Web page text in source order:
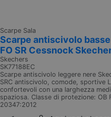
Scarpe Sala
Scarpe antiscivolo basse
FO SR Cessnock
Skechers
SK77188EC
Scarpe antiscivolo leggere nere
SRC antiscivolo, comode, sportive
confortevoli con una larghezza
spaziosa. Classe di protezione: OB
20347:2012